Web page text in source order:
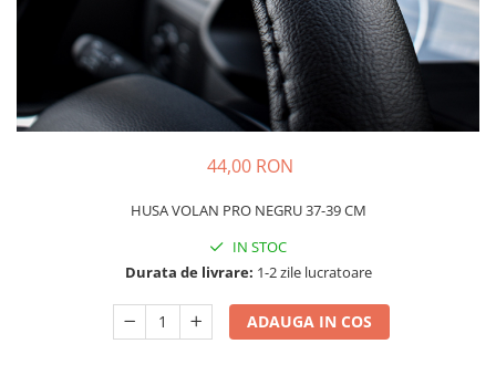
Accesorii Electronice Auto
Incarcatoare Auto
Accesorii pentru Roti si Anvelope
Husa Anvelope
44,00 RON
HUSA VOLAN PRO NEGRU 37-39 CM
IN STOC
Durata de livrare: 1-2 zile lucratoare
ADAUGA IN COS